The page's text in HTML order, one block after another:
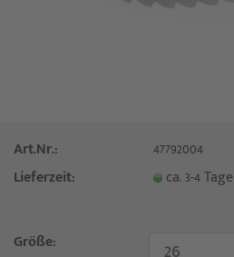
Art.Nr.:
47792004
Lieferzeit:
ca. 3-4 Tage
Größe: